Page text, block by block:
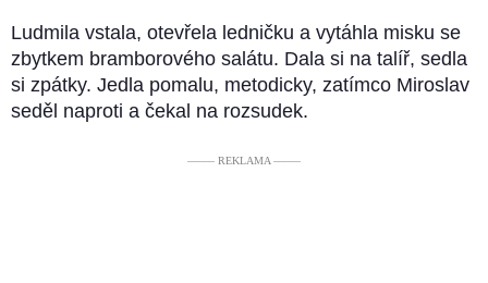
Ludmila vstala, otevřela ledničku a vytáhla misku se
zbytkem bramborového salátu. Dala si na talíř, sedla
si zpátky. Jedla pomalu, metodicky, zatímco Miroslav
seděl naproti a čekal na rozsudek.
––––– REKLAMA –––––